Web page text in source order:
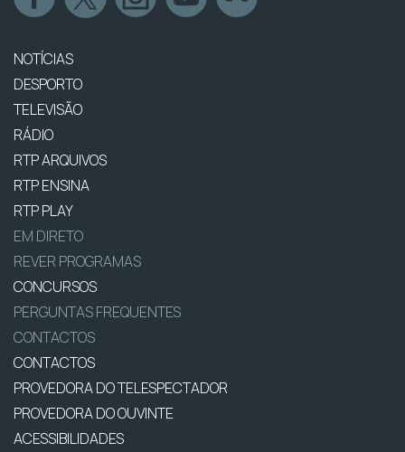
NOTÍCIAS
DESPORTO
TELEVISÃO
RÁDIO
RTP ARQUIVOS
RTP ENSINA
RTP PLAY
EM DIRETO
REVER PROGRAMAS
CONCURSOS
PERGUNTAS FREQUENTES
CONTACTOS
CONTACTOS
PROVEDORA DO TELESPECTADOR
PROVEDORA DO OUVINTE
ACESSIBILIDADES